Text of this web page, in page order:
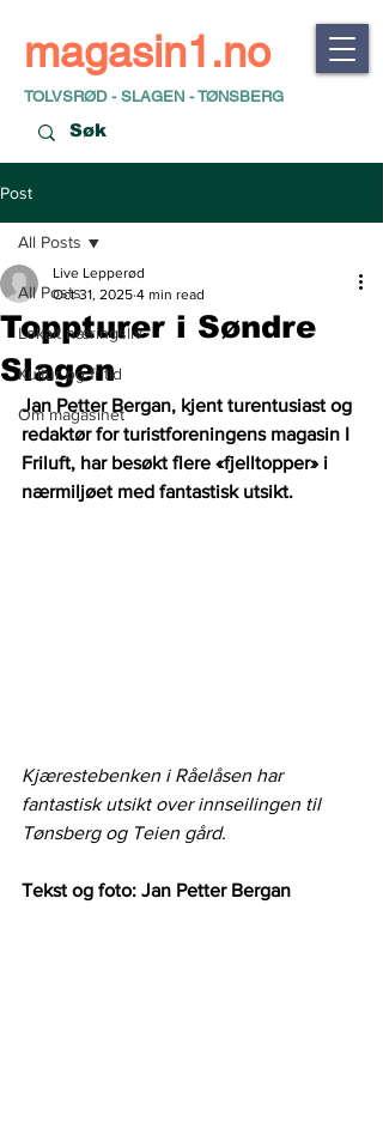
magasin1.no
TOLVSRØD - SLAGEN - TØNSBERG
Post
All Posts
Lokalt næringsliv
Kultur og fritid
Om magasinet
All Posts
Toppturer i Søndre
Slagen
Live Lepperød
Oct 31, 2025 4 min read
Jan Petter Bergan, kjent turentusiast og
redaktør for turistforeningens magasin I
Friluft, har besøkt flere «fjelltopper» i
nærmiljøet med fantastisk utsikt.
Kjærestebenken i Råelåsen har
fantastisk utsikt over innseilingen til
Tønsberg og Teien gård.
Tekst og foto: Jan Petter Bergan